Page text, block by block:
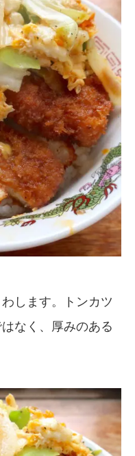
します。トンカツ
なく、厚みのある